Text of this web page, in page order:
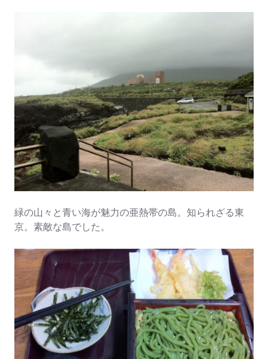
緑の山々と青い海が魅力の亜熱帯の島。知られざる東
京。素敵な島でした。